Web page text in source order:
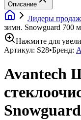
Описание
Лидеры продаж
зимн. Snowguard 700
Нажмите для
Артикул: S28•Бренд:
Avantech